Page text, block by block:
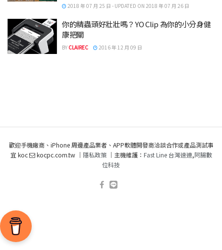
2018 年 07 月 25 日 - UPDATED ON 2018 年 07 月 26 日
你的精蟲頭好壯壯嗎？YO Clip 為你的小分身健
康把關
BY CLAIREC 2016 年 12 月 09 日
歡迎手機廠商、iPhone 周邊產品業者、APP軟體開發商洽談合作或產品測試事
宜 koc
kocpc.com.tw ｜ 隱私政策｜主機維護： Fast Line 台灣速連,阿腸數
位科技